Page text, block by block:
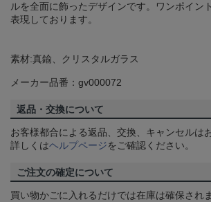
ルを全面に飾ったデザインです。ワンポイン
表現しております。
素材:真鍮、クリスタルガラス
メーカー品番：gv000072
返品・交換について
お客様都合による返品、交換、キャンセルは
詳しくはヘルプページをご確認ください。
ご注文の確定について
買い物かごに入れるだけでは在庫は確保され